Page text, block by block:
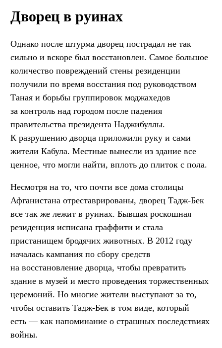
Дворец в руинах
Однако после штурма дворец пострадал не так
сильно и вскоре был восстановлен. Самое большое
количество повреждений стены резиденции
получили по время восстания под руководством
Таная и борьбы группировок моджахедов
за контроль над городом после падения
правительства президента Наджибуллы.
К разрушению дворца приложили руку и сами
жители Кабула. Местные вынесли из здание все
ценное, что могли найти, вплоть до плиток с пола.
Несмотря на то, что почти все дома столицы
Афганистана отреставрированы, дворец Тадж-Бек
все так же лежит в руинах. Бывшая роскошная
резиденция исписана граффити и стала
пристанищем бродячих животных. В 2012 году
началась кампания по сбору средств
на восстановление дворца, чтобы превратить
здание в музей и место проведения торжественных
церемоний. Но многие жители выступают за то,
чтобы оставить Тадж-Бек в том виде, который
есть — как напоминание о страшных последствиях
войны.